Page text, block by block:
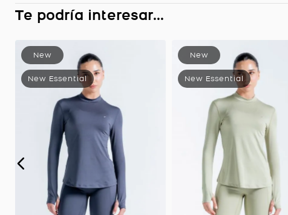
Te podría interesar...